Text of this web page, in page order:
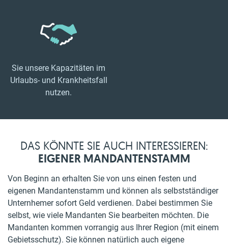
Sie unsere Kapazitäten im
Urlaubs- und Krankheitsfall
nutzen.
DAS KÖNNTE SIE AUCH INTERESSIEREN:
EIGENER MANDANTENSTAMM
Von Beginn an erhalten Sie von uns einen festen und
eigenen Mandantenstamm und können als selbstständiger
Unternhemer sofort Geld verdienen. Dabei bestimmen Sie
selbst, wie viele Mandanten Sie bearbeiten möchten. Die
Mandanten kommen vorrangig aus Ihrer Region (mit einem
Gebietsschutz). Sie können natürlich auch eigene